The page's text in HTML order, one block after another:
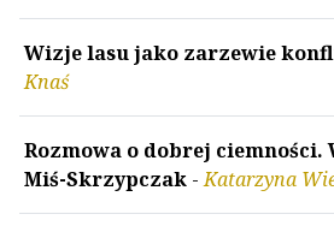
Wizje lasu jako zarzewie
Knaś
Rozmowa o dobrej ciemności.
Miś-Skrzypczak -Katarzyna